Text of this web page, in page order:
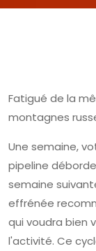
Fatigué de la
montagnes
Une semaine,
pipeline
semaine
effrénée
qui voudra bien
l'activité. Ce